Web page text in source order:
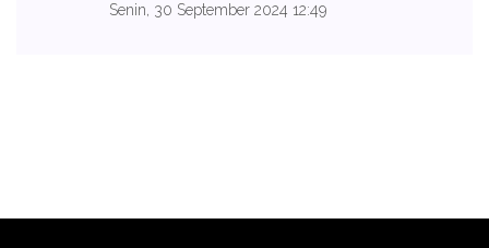
Senin, 30 September 2024 12:49